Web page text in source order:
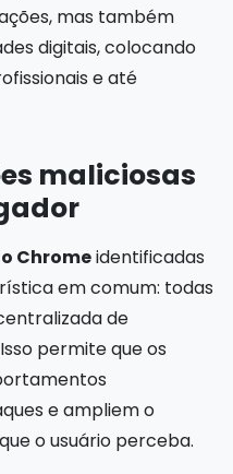
mas também
digitais, colocando
e até
maliciosas
Chromeidentificadas
em comum: todas
de
permite que os
e ampliem o
o usuário perceba.